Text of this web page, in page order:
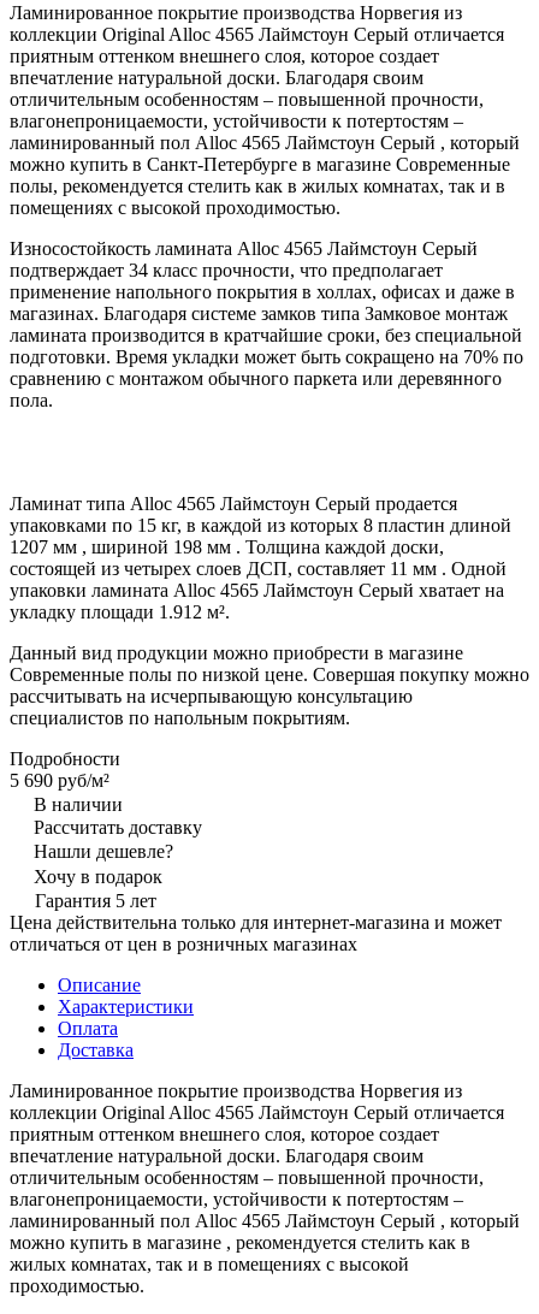
Ламинированное покрытие производства Норвегия из
коллекции Original Alloc 4565 Лаймстоун Серый отличается
приятным оттенком внешнего слоя, которое создает
впечатление натуральной доски. Благодаря своим
отличительным особенностям – повышенной прочности,
влагонепроницаемости, устойчивости к потертостям –
ламинированный пол Alloc 4565 Лаймстоун Серый , который
можно купить в Санкт-Петербурге в магазине Современные
полы, рекомендуется стелить как в жилых комнатах, так и в
помещениях с высокой проходимостью.
Износостойкость ламината Alloc 4565 Лаймстоун Серый
подтверждает 34 класс прочности, что предполагает
применение напольного покрытия в холлах, офисах и даже в
магазинах. Благодаря системе замков типа Замковое монтаж
ламината производится в кратчайшие сроки, без специальной
подготовки. Время укладки может быть сокращено на 70% по
сравнению с монтажом обычного паркета или деревянного
пола.
Ламинат типа Alloc 4565 Лаймстоун Серый продается
упаковками по 15 кг, в каждой из которых 8 пластин длиной
1207 мм , шириной 198 мм . Толщина каждой доски,
состоящей из четырех слоев ДСП, составляет 11 мм . Одной
упаковки ламината Alloc 4565 Лаймстоун Серый хватает на
укладку площади 1.912 м².
Данный вид продукции можно приобрести в магазине
Современные полы по низкой цене. Совершая покупку можно
рассчитывать на исчерпывающую консультацию
специалистов по напольным покрытиям.
Подробности
5 690 руб/м²
В наличии
Рассчитать доставку
Нашли дешевле?
Хочу в подарок
Гарантия 5 лет
Цена действительна только для интернет-магазина и может
отличаться от цен в розничных магазинах
Описание
Характеристики
Оплата
Доставка
Ламинированное покрытие производства Норвегия из
коллекции Original Alloc 4565 Лаймстоун Серый отличается
приятным оттенком внешнего слоя, которое создает
впечатление натуральной доски. Благодаря своим
отличительным особенностям – повышенной прочности,
влагонепроницаемости, устойчивости к потертостям –
ламинированный пол Alloc 4565 Лаймстоун Серый , который
можно купить в магазине , рекомендуется стелить как в
жилых комнатах, так и в помещениях с высокой
проходимостью.